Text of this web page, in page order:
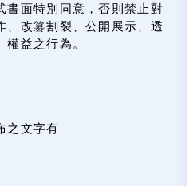
書面特別同意，否則禁止對
、改篡割裂、公開展示、透
益之行為。
之文字有